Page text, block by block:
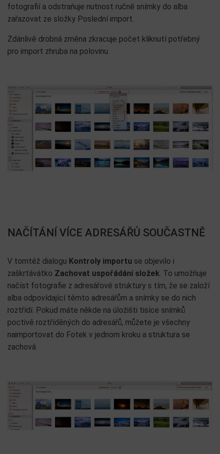
fotografií a odstraňuje nutnost ručně snímky do alba
zařazovat ze složky Poslední import.
Zdánlivě drobná změna zkracuje počet kliknutí potřebný
pro import zhruba na polovinu.
NAČÍTÁNÍ VÍCE ADRESÁŘŮ SOUČASTNĚ
V tomtéž dialogu Kontroly importu se objevilo i
zaškrtávátko Zachovat uspořádání složek. To umožňuje
načíst fotografie z adresářové struktury s tím, že se založí
alba odpovídající těmto adresářům a snímky se do nich
roztřídí. Pokud máte někde na úložišti tisíce snímků
poctivě roztříděných do adresářů, můžete je všechny
naimportovat do Fotek v jednom kroku a struktura se
zachová.